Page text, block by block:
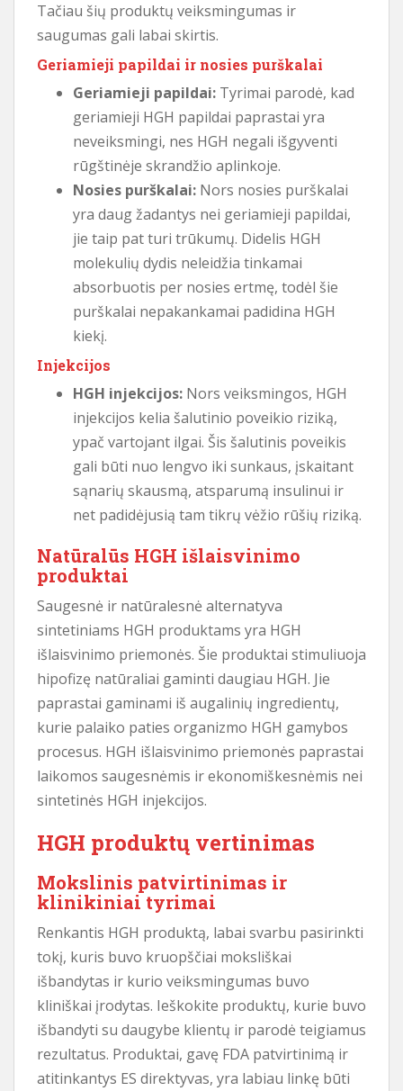
Tačiau šių produktų veiksmingumas ir
saugumas gali labai skirtis.
Geriamieji papildai ir nosies purškalai
Geriamieji papildai: Tyrimai parodė, kad
geriamieji HGH papildai paprastai yra
neveiksmingi, nes HGH negali išgyventi
rūgštinėje skrandžio aplinkoje.
Nosies purškalai: Nors nosies purškalai
yra daug žadantys nei geriamieji papildai,
jie taip pat turi trūkumų. Didelis HGH
molekulių dydis neleidžia tinkamai
absorbuotis per nosies ertmę, todėl šie
purškalai nepakankamai padidina HGH
kiekį.
Injekcijos
HGH injekcijos: Nors veiksmingos, HGH
injekcijos kelia šalutinio poveikio riziką,
ypač vartojant ilgai. Šis šalutinis poveikis
gali būti nuo lengvo iki sunkaus, įskaitant
sąnarių skausmą, atsparumą insulinui ir
net padidėjusią tam tikrų vėžio rūšių riziką.
Natūralūs HGH išlaisvinimo
produktai
Saugesnė ir natūralesnė alternatyva
sintetiniams HGH produktams yra HGH
išlaisvinimo priemonės. Šie produktai stimuliuoja
hipofizę natūraliai gaminti daugiau HGH. Jie
paprastai gaminami iš augalinių ingredientų,
kurie palaiko paties organizmo HGH gamybos
procesus. HGH išlaisvinimo priemonės paprastai
laikomos saugesnėmis ir ekonomiškesnėmis nei
sintetinės HGH injekcijos.
HGH produktų vertinimas
Mokslinis patvirtinimas ir
klinikiniai tyrimai
Renkantis HGH produktą, labai svarbu pasirinkti
tokį, kuris buvo kruopščiai moksliškai
išbandytas ir kurio veiksmingumas buvo
kliniškai įrodytas. Ieškokite produktų, kurie buvo
išbandyti su daugybe klientų ir parodė teigiamus
rezultatus. Produktai, gavę FDA patvirtinimą ir
atitinkantys ES direktyvas, yra labiau linkę būti